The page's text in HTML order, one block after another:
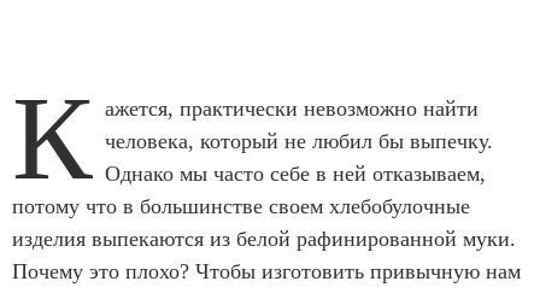
К ажется, практически невозможно найти
человека, который не любил бы выпечку.
Однако мы часто себе в ней отказываем,
потому что в большинстве своем хлебобулочные
изделия выпекаются из белой рафинированной муки.
Почему это плохо? Чтобы изготовить привычную нам